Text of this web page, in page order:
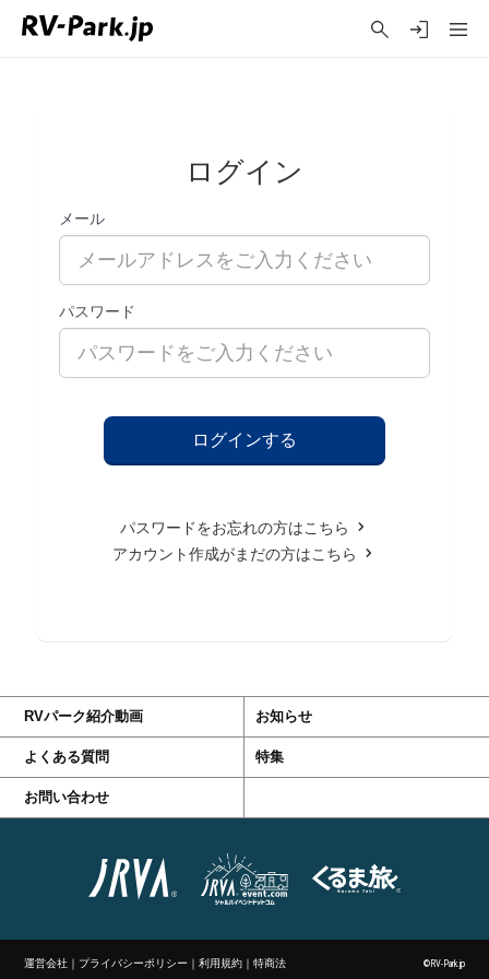
ログイン
メール
パスワード
パスワードをお忘れの方はこちら
アカウント作成がまだの方はこちら
RVパーク紹介動画 お知らせ
よくある質問 特集
お問い合わせ
運営会社 ｜ プライバシーポリシー ｜利用規約 ｜特商法 ©RV-Park.jp